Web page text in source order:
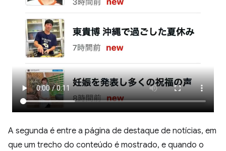
A segunda é entre a página de destaque de notícias, em
que um trecho do conteúdo é mostrado, e quando o